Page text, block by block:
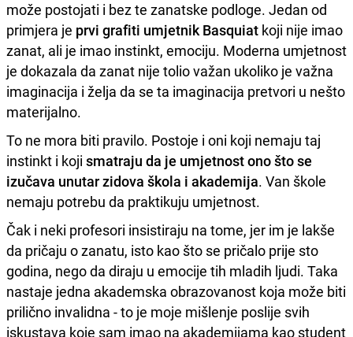
može postojati i bez te zanatske podloge. Jedan od
primjera je prvi grafiti umjetnik Basquiat koji nije imao
zanat, ali je imao instinkt, emociju. Moderna umjetnost
je dokazala da zanat nije tolio važan ukoliko je važna
imaginacija i želja da se ta imaginacija pretvori u nešto
materijalno.
To ne mora biti pravilo. Postoje i oni koji nemaju taj
instinkt i koji smatraju da je umjetnost ono što se
izučava unutar zidova škola i akademija. Van škole
nemaju potrebu da praktikuju umjetnost.
Čak i neki profesori insistiraju na tome, jer im je lakše
da pričaju o zanatu, isto kao što se pričalo prije sto
godina, nego da diraju u emocije tih mladih ljudi. Taka
nastaje jedna akademska obrazovanost koja može biti
prilično invalidna - to je moje mišlenje poslije svih
iskustava koje sam imao na akademijama kao student